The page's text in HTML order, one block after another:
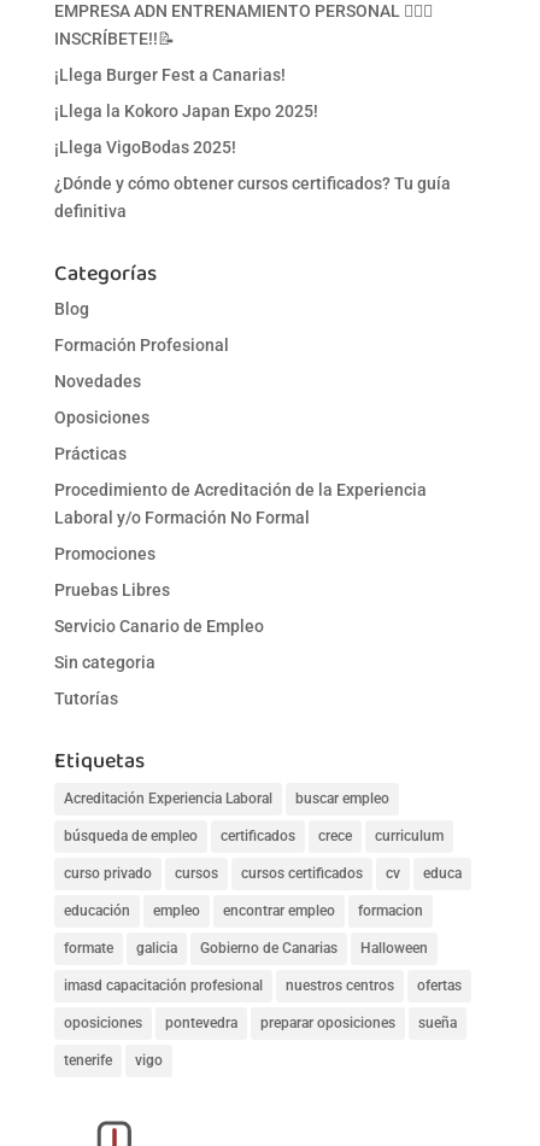
EMPRESA ADN ENTRENAMIENTO PERSONAL 🏋‍♀🥋
INSCRÍBETE!!📝
¡Llega Burger Fest a Canarias!
¡Llega la Kokoro Japan Expo 2025!
¡Llega VigoBodas 2025!
¿Dónde y cómo obtener cursos certificados? Tu guía
definitiva
Categorías
Blog
Formación Profesional
Novedades
Oposiciones
Prácticas
Procedimiento de Acreditación de la Experiencia
Laboral y/o Formación No Formal
Promociones
Pruebas Libres
Servicio Canario de Empleo
Sin categoria
Tutorías
Etiquetas
Acreditación Experiencia Laboral buscar empleo
búsqueda de empleo certificados crece curriculum
curso privado cursos cursos certificados cv educa
educación empleo encontrar empleo formacion
formate galicia Gobierno de Canarias Halloween
imasd capacitación profesional nuestros centros ofertas
oposiciones pontevedra preparar oposiciones sueña
tenerife vigo